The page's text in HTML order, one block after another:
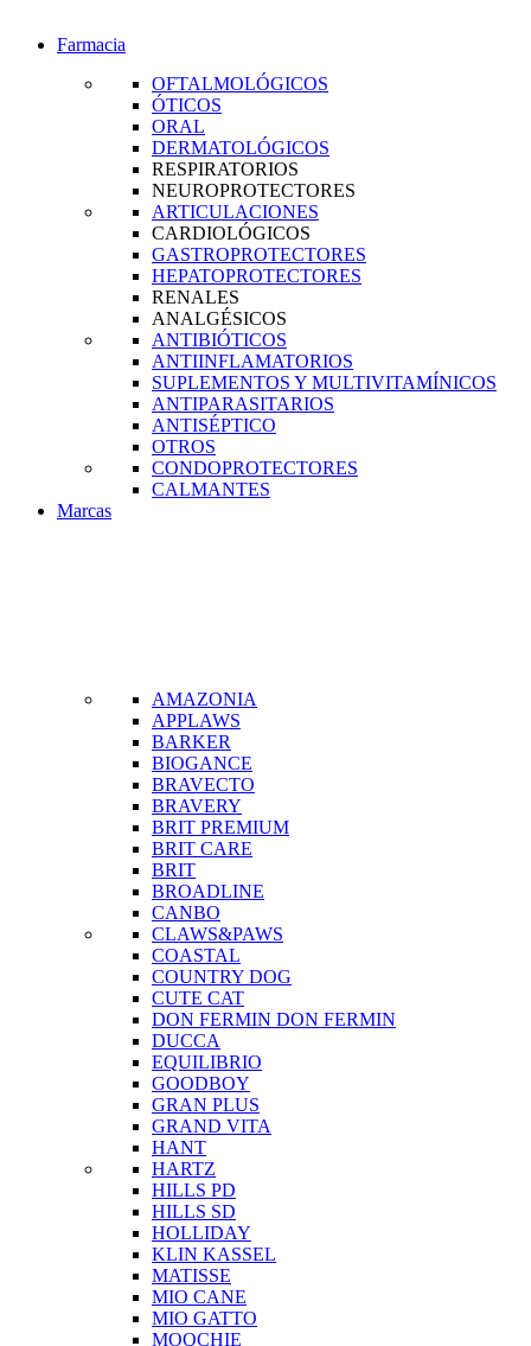
Farmacia
OFTALMOLÓGICOS
ÓTICOS
ORAL
DERMATOLÓGICOS
RESPIRATORIOS
NEUROPROTECTORES
ARTICULACIONES
CARDIOLÓGICOS
GASTROPROTECTORES
HEPATOPROTECTORES
RENALES
ANALGÉSICOS
ANTIBIÓTICOS
ANTIINFLAMATORIOS
SUPLEMENTOS Y MULTIVITAMÍNICOS
ANTIPARASITARIOS
ANTISÉPTICO
OTROS
CONDOPROTECTORES
CALMANTES
Marcas
AMAZONIA
APPLAWS
BARKER
BIOGANCE
BRAVECTO
BRAVERY
BRIT PREMIUM
BRIT CARE
BRIT
BROADLINE
CANBO
CLAWS&PAWS
COASTAL
COUNTRY DOG
CUTE CAT
DON FERMIN DON FERMIN
DUCCA
EQUILIBRIO
GOODBOY
GRAN PLUS
GRAND VITA
HANT
HARTZ
HILLS PD
HILLS SD
HOLLIDAY
KLIN KASSEL
MATISSE
MIO CANE
MIO GATTO
MOOCHIE